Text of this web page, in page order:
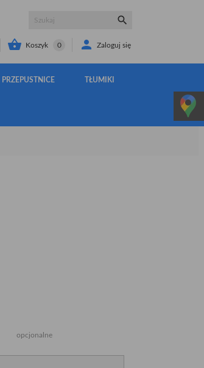

 Koszyk 0  Zaloguj się
PRZEPUSTNICE TŁUMIKI
opcjonalne